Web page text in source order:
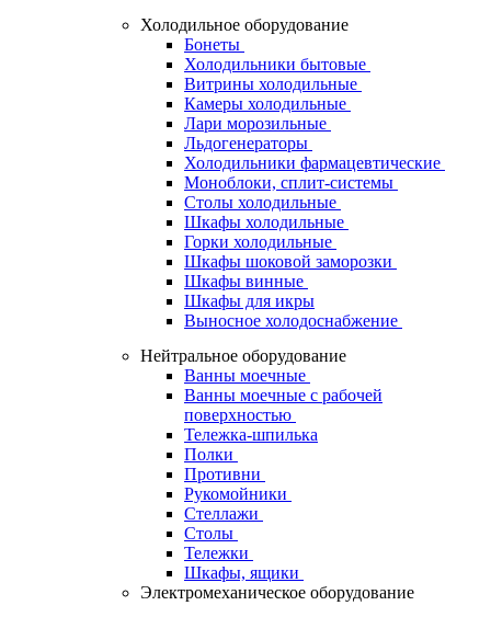
Холодильное оборудование
Бонеты
Холодильники бытовые
Витрины холодильные
Камеры холодильные
Лари морозильные
Льдогенераторы
Холодильники фармацевтические
Моноблоки, сплит-системы
Столы холодильные
Шкафы холодильные
Горки холодильные
Шкафы шоковой заморозки
Шкафы винные
Шкафы для икры
Выносное холодоснабжение
Нейтральное оборудование
Ванны моечные
Ванны моечные с рабочей
поверхностью
Тележка-шпилька
Полки
Противни
Рукомойники
Стеллажи
Столы
Тележки
Шкафы, ящики
Электромеханическое оборудование